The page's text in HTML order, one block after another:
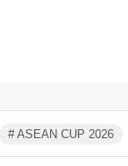
# ASEAN CUP 2026